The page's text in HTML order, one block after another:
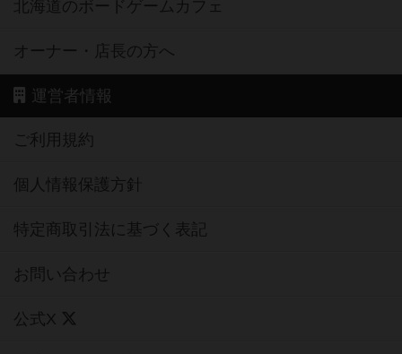
北海道のボードゲームカフェ
オーナー・店長の方へ
運営者情報
ご利用規約
個人情報保護方針
特定商取引法に基づく表記
お問い合わせ
公式X